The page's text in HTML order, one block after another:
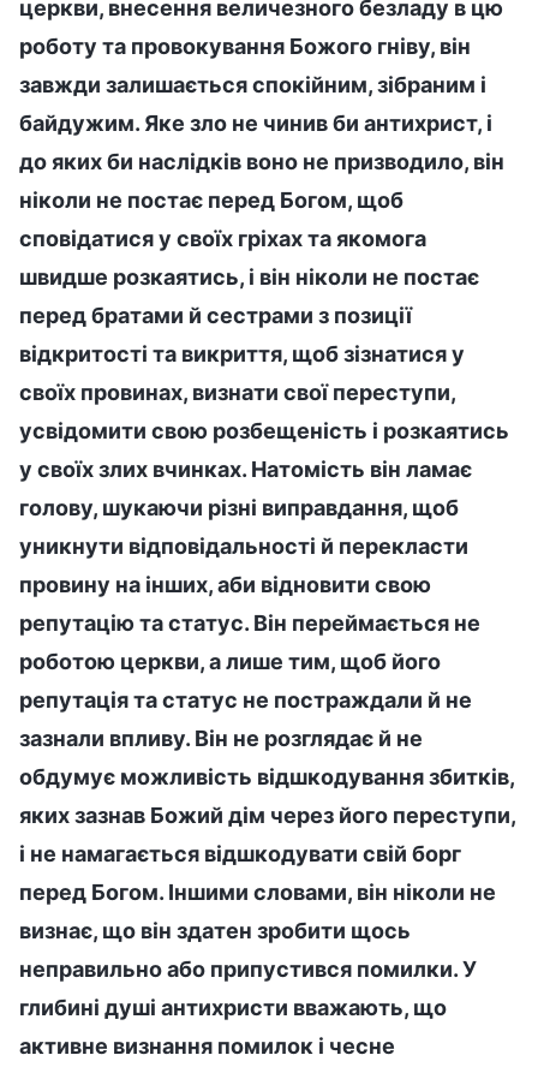
церкви, внесення величезного безладу в цю
роботу та провокування Божого гніву, він
завжди залишається спокійним, зібраним і
байдужим. Яке зло не чинив би антихрист, і
до яких би наслідків воно не призводило, він
ніколи не постає перед Богом, щоб
сповідатися у своїх гріхах та якомога
швидше розкаятись, і він ніколи не постає
перед братами й сестрами з позиції
відкритості та викриття, щоб зізнатися у
своїх провинах, визнати свої переступи,
усвідомити свою розбещеність і розкаятись
у своїх злих вчинках. Натомість він ламає
голову, шукаючи різні виправдання, щоб
уникнути відповідальності й перекласти
провину на інших, аби відновити свою
репутацію та статус. Він переймається не
роботою церкви, а лише тим, щоб його
репутація та статус не постраждали й не
зазнали впливу. Він не розглядає й не
обдумує можливість відшкодування збитків,
яких зазнав Божий дім через його переступи,
і не намагається відшкодувати свій борг
перед Богом. Іншими словами, він ніколи не
визнає, що він здатен зробити щось
неправильно або припустився помилки. У
глибині душі антихристи вважають, що
активне визнання помилок і чесне